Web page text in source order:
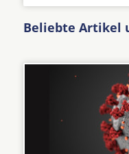
Beliebte Artikel